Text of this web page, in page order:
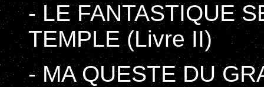
- LE FANTASTIQUE
TEMPLE (Livre II)
- MA QUESTE DU